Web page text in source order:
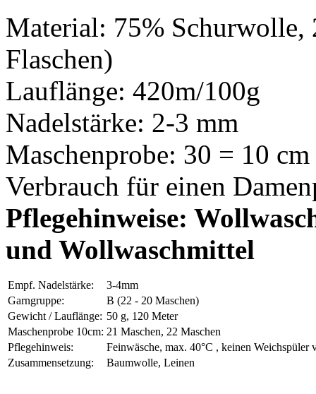
Material: 75% Schurwolle,
Flaschen)
Lauflänge: 420m/100g
Nadelstärke: 2-3 mm
Maschenprobe: 30 = 10 cm
Verbrauch für einen
Pflegehinweise:
und Wollwaschmittel
Empf. Nadelstärke:
3-4mm
Garngruppe:
B (22 - 20 Maschen)
Gewicht / Lauflänge: 50 g, 120 Meter
Maschenprobe 10cm: 21 Maschen, 22 Maschen
Pflegehinweis:
Feinwäsche, max. 40°C , keinen
Zusammensetzung:
Baumwolle, Leinen